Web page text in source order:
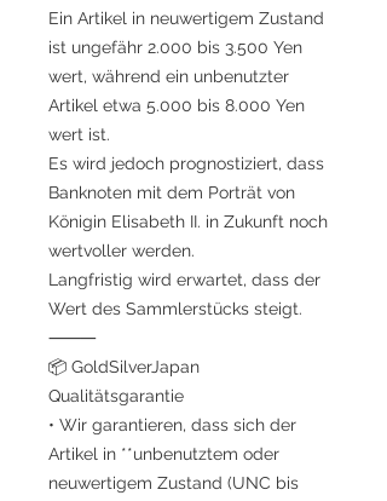
Ein Artikel in neuwertigem Zustand
ist ungefähr 2.000 bis 3.500 Yen
wert, während ein unbenutzter
Artikel etwa 5.000 bis 8.000 Yen
wert ist.
Es wird jedoch prognostiziert, dass
Banknoten mit dem Porträt von
Königin Elisabeth II. in Zukunft noch
wertvoller werden.
Langfristig wird erwartet, dass der
Wert des Sammlerstücks steigt.
⸻
📦 GoldSilverJapan
Qualitätsgarantie
• Wir garantieren, dass sich der
Artikel in **unbenutztem oder
neuwertigem Zustand (UNC bis